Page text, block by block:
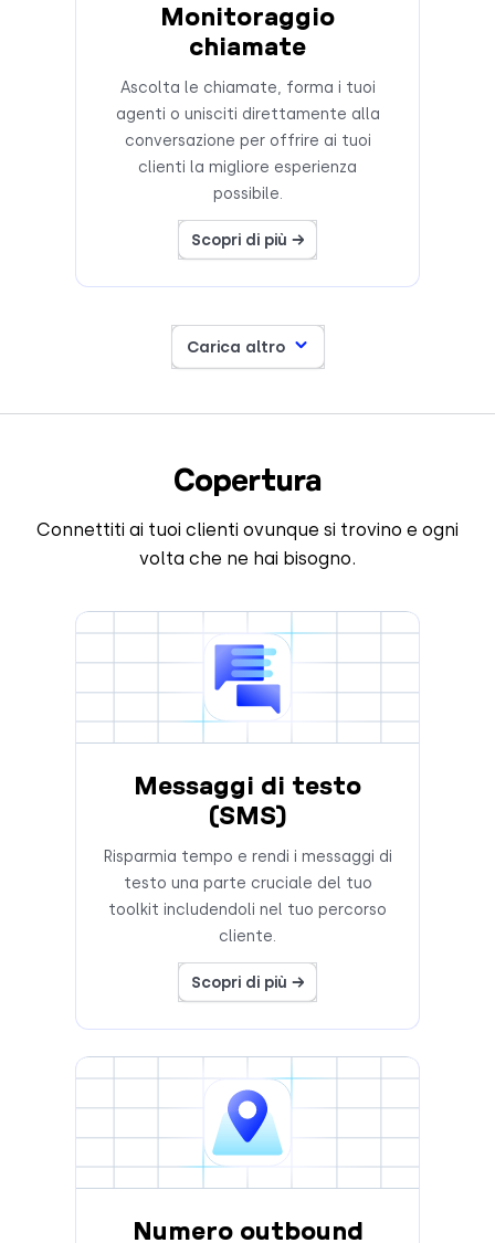
Monitoraggio
chiamate
Ascolta le chiamate, forma i tuoi
agenti o unisciti direttamente alla
conversazione per offrire ai tuoi
clienti la migliore esperienza
possibile.
Scopri di più →
Carica altro
Copertura
Connettiti ai tuoi clienti ovunque si trovino e ogni
volta che ne hai bisogno.
Messaggi di testo
(SMS)
Risparmia tempo e rendi i messaggi di
testo una parte cruciale del tuo
toolkit includendoli nel tuo percorso
cliente.
Scopri di più →
Numero outbound